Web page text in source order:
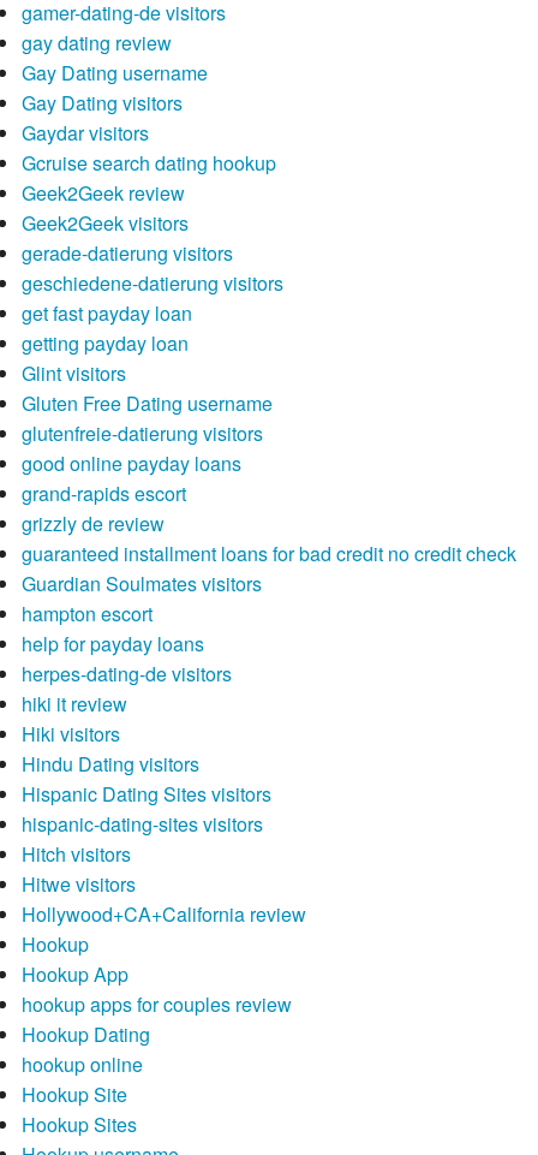
gamer-dating-de visitors
gay dating review
Gay Dating username
Gay Dating visitors
Gaydar visitors
Gcruise search dating hookup
Geek2Geek review
Geek2Geek visitors
gerade-datierung visitors
geschiedene-datierung visitors
get fast payday loan
getting payday loan
Glint visitors
Gluten Free Dating username
glutenfreie-datierung visitors
good online payday loans
grand-rapids escort
grizzly de review
guaranteed installment loans for bad credit no credit check
Guardian Soulmates visitors
hampton escort
help for payday loans
herpes-dating-de visitors
hiki it review
Hiki visitors
Hindu Dating visitors
Hispanic Dating Sites visitors
hispanic-dating-sites visitors
Hitch visitors
Hitwe visitors
Hollywood+CA+California review
Hookup
Hookup App
hookup apps for couples review
Hookup Dating
hookup online
Hookup Site
Hookup Sites